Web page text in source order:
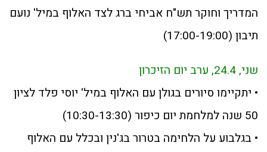
המדריך וחוקר תש"ח אביחי ברג לצד האלוף במיל' נועם
תיבון (17:00-19:00)
שני, 24.4, ערב יום הזיכרון
• יתקיימו סיורים בגולן עם האלוף במיל' יוסי פלד לציון
50 שנה למלחמת יום כיפור (10:30-13:30)
• בגלבוע על הלחימה בטרור בג'נין ובכלל עם האלוף